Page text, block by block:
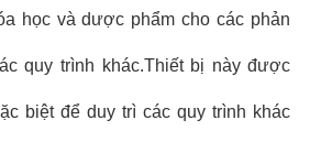
học và dược phẩm cho các phản
quy trình khác.Thiết bị này được
biệt để duy trì các quy trình khác